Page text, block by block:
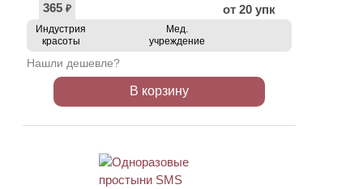
365 ₽ от 20 упк
Индустрия
красоты
Мед.
учреждение
Нашли дешевле?
В корзину